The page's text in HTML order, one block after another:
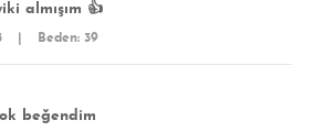
almışım 👍
Beden: 39
beğendim